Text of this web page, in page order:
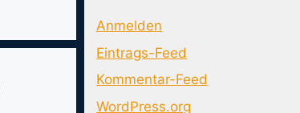
Anmelden
Eintrags-Feed
Kommentar-Feed
WordPress.org